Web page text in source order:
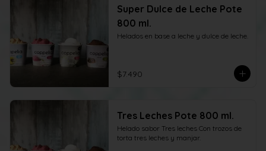
Super Dulce de Leche Pote
800 ml.
Helados en base a leche y dulce de leche.
$7.490
Tres Leches Pote 800 ml.
Helado sabor Tres leches Con trozos de
torta tres leches y manjar.